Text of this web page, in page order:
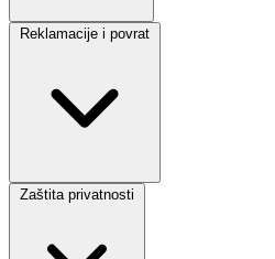
Reklamacije i povrat
Zaštita privatnosti